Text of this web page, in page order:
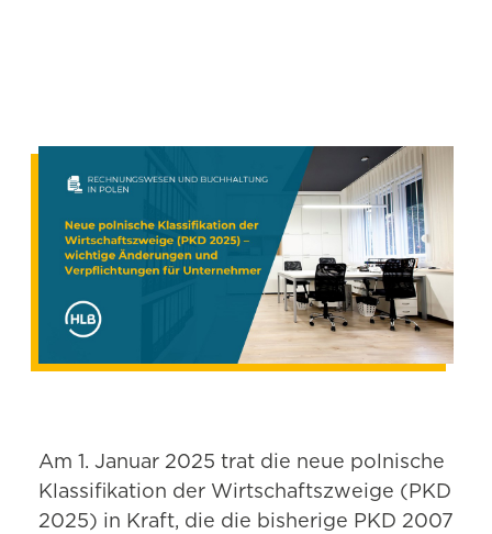
Am 1. Januar 2025 trat die neue polnische
Klassifikation der Wirtschaftszweige (PKD
2025) in Kraft, die die bisherige PKD 2007